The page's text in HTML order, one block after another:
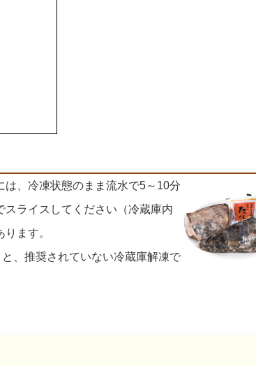
は、冷凍状態のまま流水で5～10分
ライスしてください（冷蔵庫内
ます。
、推奨されていない冷蔵庫解凍で